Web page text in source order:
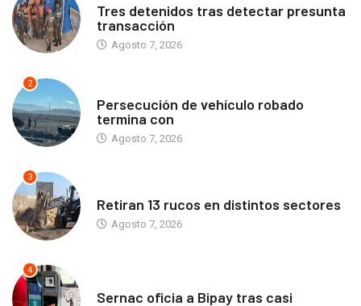
Tres detenidos tras detectar presunta
transacción
Agosto 7, 2026
2
Persecución de vehículo robado
termina con
Agosto 7, 2026
3
Retiran 13 rucos en distintos sectores
Agosto 7, 2026
4
Sernac oficia a Bipay tras casi